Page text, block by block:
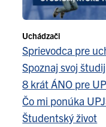
Uchádzači
Sprievodca pre
Spoznaj svoj
8 krát ÁNO pre
Čo mi ponúka
Študentský život